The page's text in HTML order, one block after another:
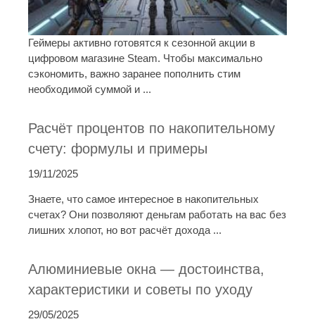
Геймеры активно готовятся к сезонной акции в
цифровом магазине Steam. Чтобы максимально
сэкономить, важно заранее пополнить стим
необходимой суммой и ...
Расчёт процентов по накопительному
счету: формулы и примеры
19/11/2025
Знаете, что самое интересное в накопительных
счетах? Они позволяют деньгам работать на вас без
лишних хлопот, но вот расчёт дохода ...
Алюминиевые окна — достоинства,
характеристики и советы по уходу
29/05/2025